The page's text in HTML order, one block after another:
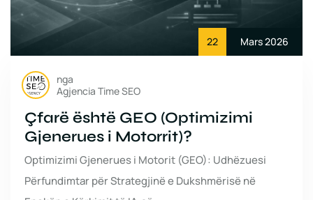
22 Mars 2026
nga
Agjencia Time SEO
Çfarë është GEO (Optimizimi
Gjenerues i Motorrit)?
Optimizimi Gjenerues i Motorit (GEO): Udhëzuesi
Përfundimtar për Strategjinë e Dukshmërisë në